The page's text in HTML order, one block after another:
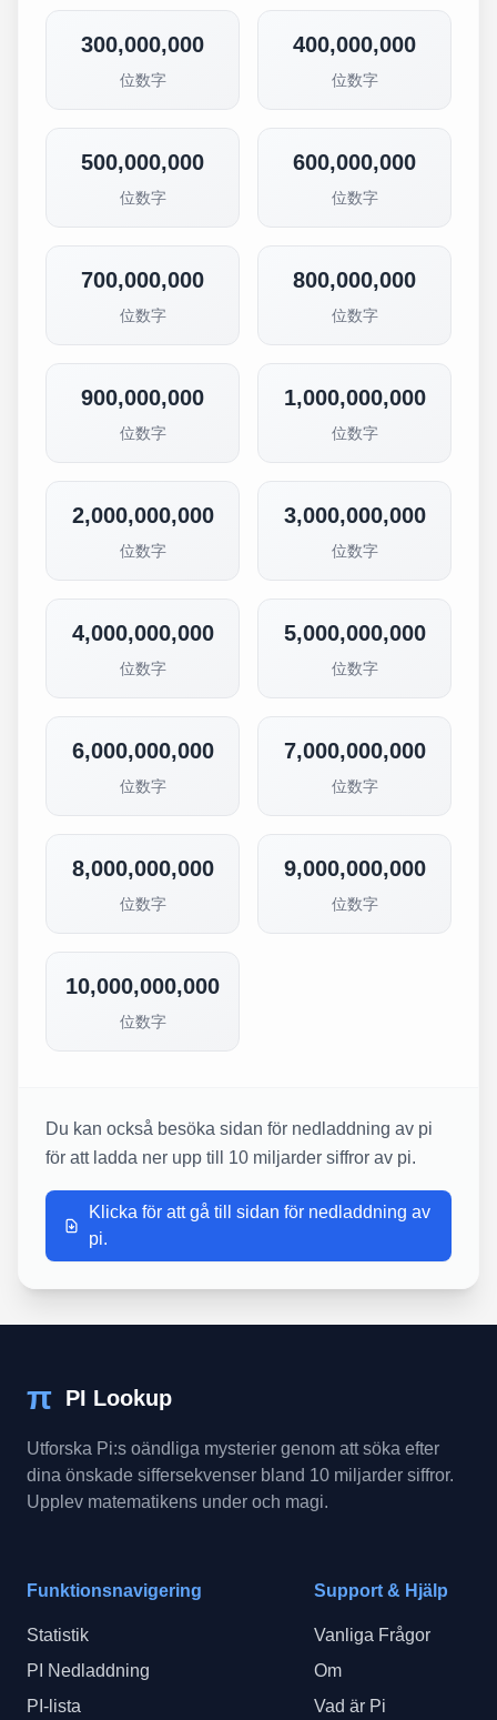
300,000,000
位数字
400,000,000
位数字
500,000,000
位数字
600,000,000
位数字
700,000,000
位数字
800,000,000
位数字
900,000,000
位数字
1,000,000,000
位数字
2,000,000,000
位数字
3,000,000,000
位数字
4,000,000,000
位数字
5,000,000,000
位数字
6,000,000,000
位数字
7,000,000,000
位数字
8,000,000,000
位数字
9,000,000,000
位数字
10,000,000,000
位数字
Du kan också besöka sidan för nedladdning av pi
för att ladda ner upp till 10 miljarder siffror av pi.
Klicka för att gå till sidan för nedladdning av
pi.
π PI Lookup
Utforska Pi:s oändliga mysterier genom att söka efter
dina önskade siffersekvenser bland 10 miljarder siffror.
Upplev matematikens under och magi.
Funktionsnavigering
Statistik
PI Nedladdning
PI-lista
Support & Hjälp
Vanliga Frågor
Om
Vad är Pi